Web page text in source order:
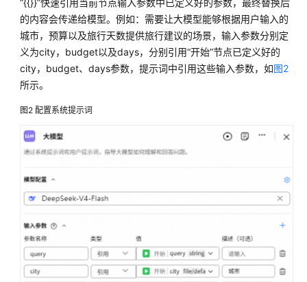
工
流
逻
节
工
节
点
消
管
“{{}}”快速引用当前节点输入参数中已定义好的参数，最终替换后
的内容会传递给模型。例如：需要让大模型能够根据用户输入的
城市，预算以及旅行天数提供旅行建议的场景，输入参数分别定
义为city，budget以及days，分别引用“开始”节点已定义好的
city，budget、days参数，提示词中引用这些输入参数，如图2
所示。
图2 配置系统提示词